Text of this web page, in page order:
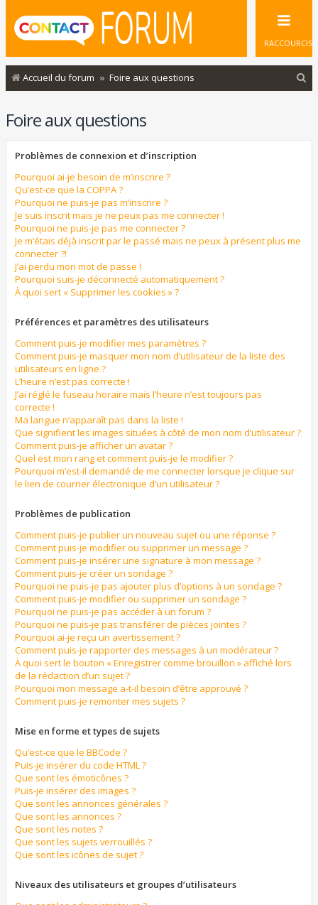
RACCOURCIS
Accueil du forum Foire aux questions
Foire aux questions
Problèmes de connexion et d’inscription
Pourquoi ai-je besoin de m’inscrire ?
Qu’est-ce que la COPPA ?
Pourquoi ne puis-je pas m’inscrire ?
Je suis inscrit mais je ne peux pas me connecter !
Pourquoi ne puis-je pas me connecter ?
Je m’étais déjà inscrit par le passé mais ne peux à présent plus me
connecter ?!
J’ai perdu mon mot de passe !
Pourquoi suis-je déconnecté automatiquement ?
À quoi sert « Supprimer les cookies » ?
Préférences et paramètres des utilisateurs
Comment puis-je modifier mes paramètres ?
Comment puis-je masquer mon nom d’utilisateur de la liste des
utilisateurs en ligne ?
L’heure n’est pas correcte !
J’ai réglé le fuseau horaire mais l’heure n’est toujours pas
correcte !
Ma langue n’apparaît pas dans la liste !
Que signifient les images situées à côté de mon nom d’utilisateur ?
Comment puis-je afficher un avatar ?
Quel est mon rang et comment puis-je le modifier ?
Pourquoi m’est-il demandé de me connecter lorsque je clique sur
le lien de courrier électronique d’un utilisateur ?
Problèmes de publication
Comment puis-je publier un nouveau sujet ou une réponse ?
Comment puis-je modifier ou supprimer un message ?
Comment puis-je insérer une signature à mon message ?
Comment puis-je créer un sondage ?
Pourquoi ne puis-je pas ajouter plus d’options à un sondage ?
Comment puis-je modifier ou supprimer un sondage ?
Pourquoi ne puis-je pas accéder à un forum ?
Pourquoi ne puis-je pas transférer de pièces jointes ?
Pourquoi ai-je reçu un avertissement ?
Comment puis-je rapporter des messages à un modérateur ?
À quoi sert le bouton « Enregistrer comme brouillon » affiché lors
de la rédaction d’un sujet ?
Pourquoi mon message a-t-il besoin d’être approuvé ?
Comment puis-je remonter mes sujets ?
Mise en forme et types de sujets
Qu’est-ce que le BBCode ?
Puis-je insérer du code HTML ?
Que sont les émoticônes ?
Puis-je insérer des images ?
Que sont les annonces générales ?
Que sont les annonces ?
Que sont les notes ?
Que sont les sujets verrouillés ?
Que sont les icônes de sujet ?
Niveaux des utilisateurs et groupes d’utilisateurs